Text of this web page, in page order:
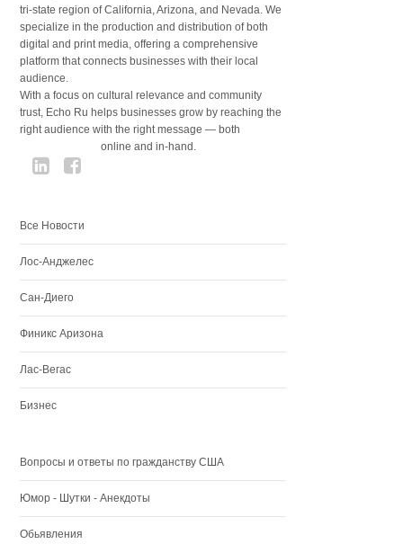
tri-state region of California, Arizona, and Nevada. We
specialize in the production and distribution of both
digital and print media, offering a comprehensive
platform that connects businesses with their local
audience.
With a focus on cultural relevance and community
trust, Echo Ru helps businesses grow by reaching the
right audience with the right message — both
online and in-hand.
Все Новости
Лос-Анджелес
Сан-Диего
Финикс Аризона
Лас-Вегас
Бизнес
Вопросы и ответы по гражданству США
Юмор - Шутки - Анекдоты
Обьявления